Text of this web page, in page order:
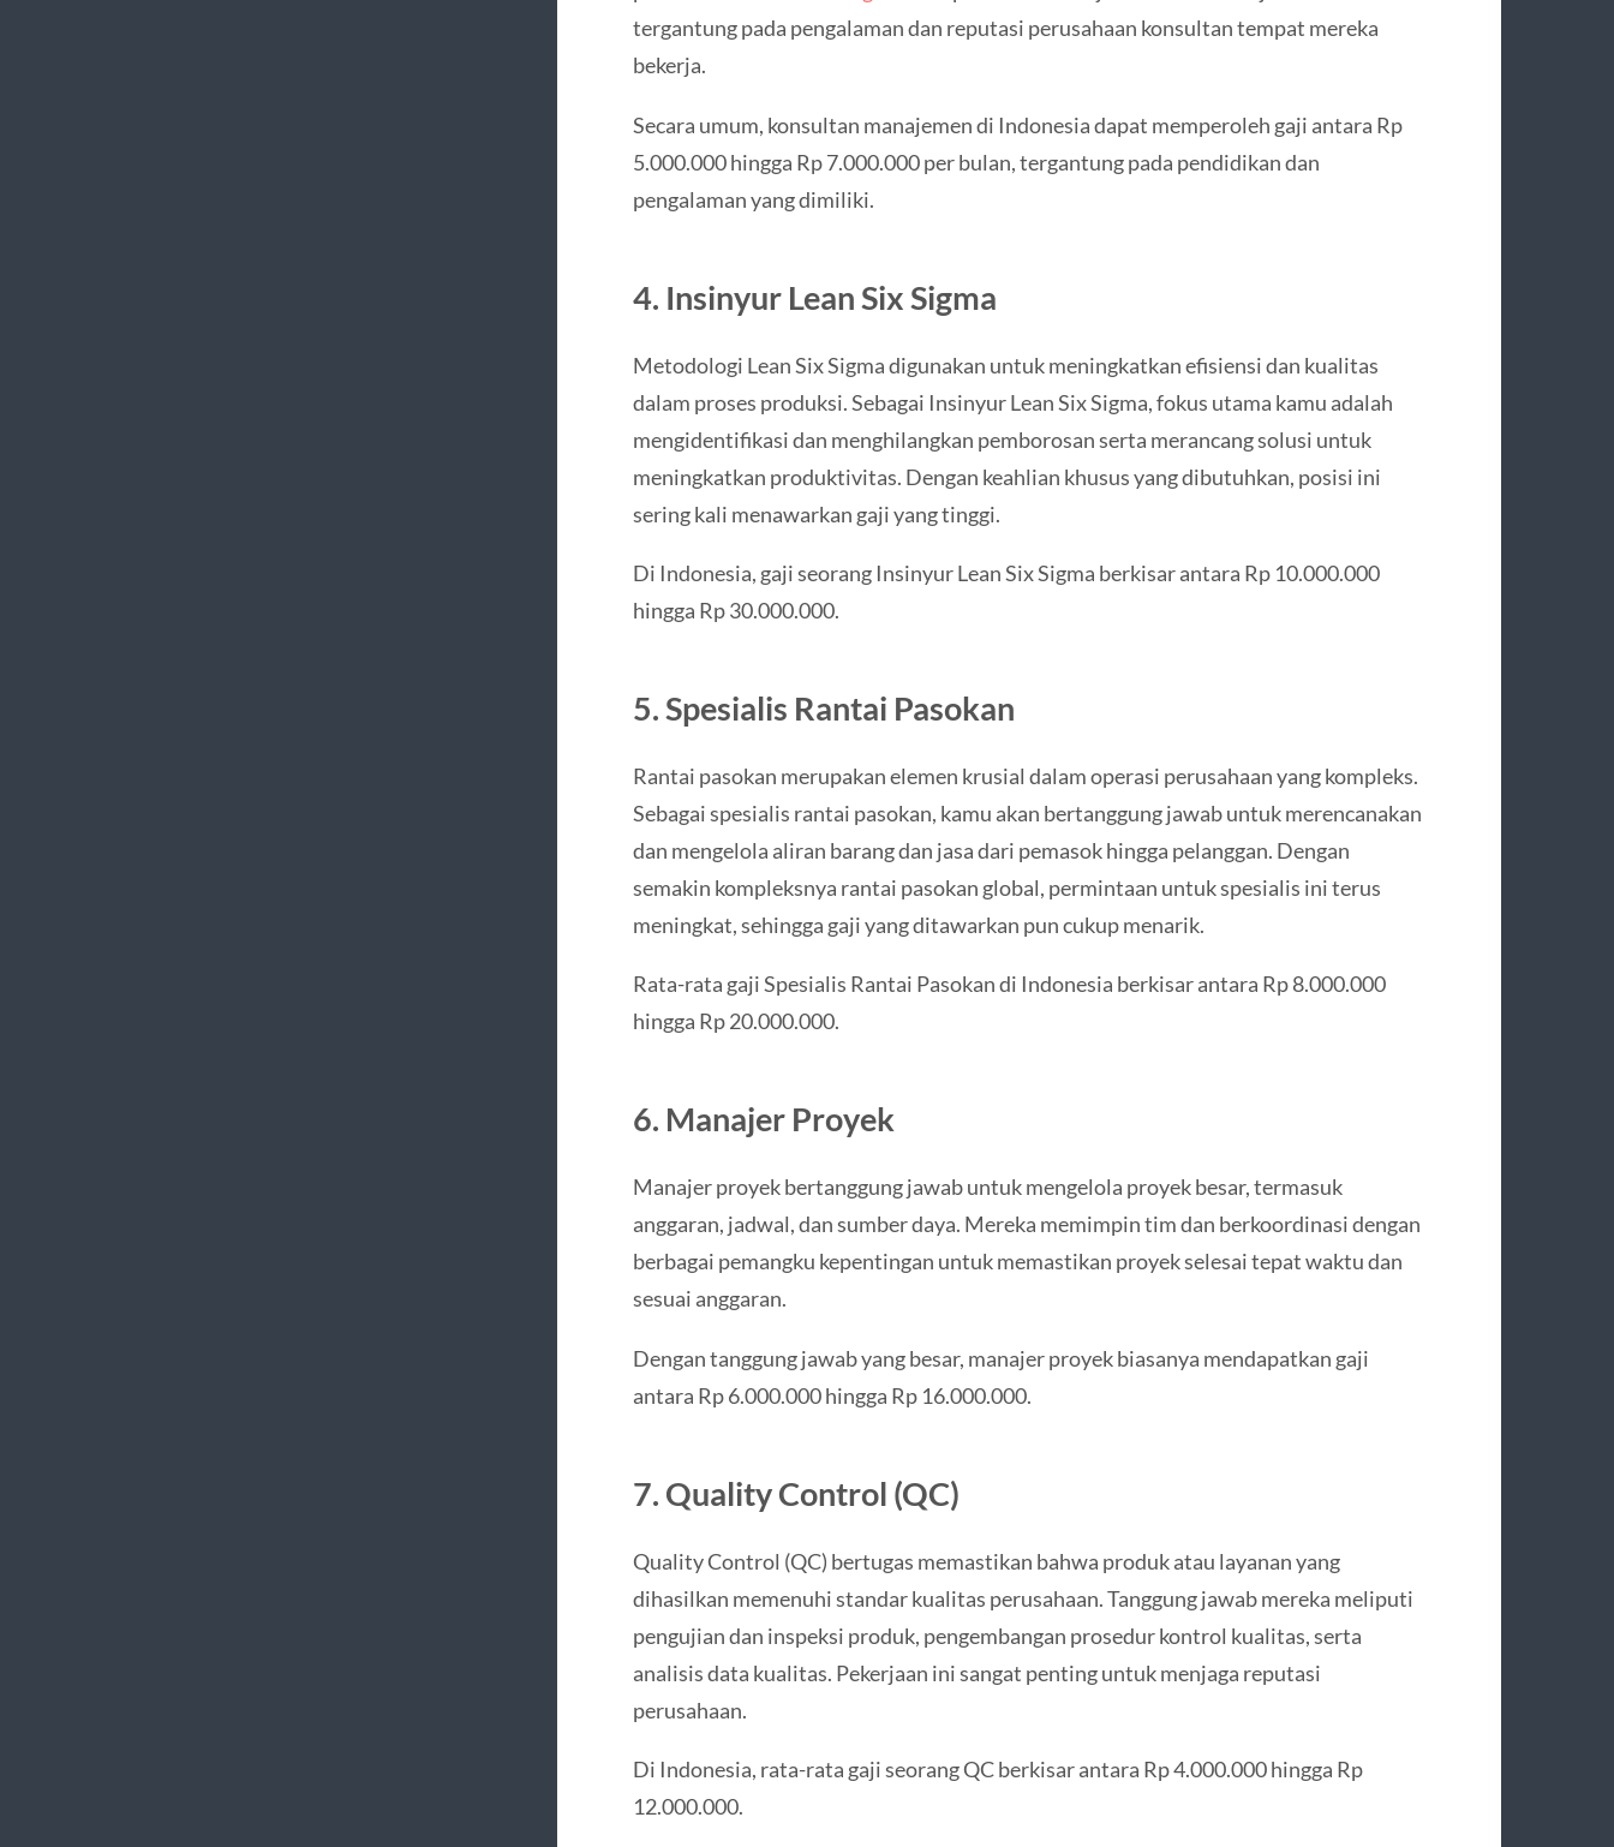
tergantung pada pengalaman dan reputasi perusahaan konsultan tempat mereka
bekerja.
Secara umum, konsultan manajemen di Indonesia dapat memperoleh gaji antara Rp
5.000.000 hingga Rp 7.000.000 per bulan, tergantung pada pendidikan dan
pengalaman yang dimiliki.
4. Insinyur Lean Six Sigma
Metodologi Lean Six Sigma digunakan untuk meningkatkan efisiensi dan kualitas
dalam proses produksi. Sebagai Insinyur Lean Six Sigma, fokus utama kamu adalah
mengidentifikasi dan menghilangkan pemborosan serta merancang solusi untuk
meningkatkan produktivitas. Dengan keahlian khusus yang dibutuhkan, posisi ini
sering kali menawarkan gaji yang tinggi.
Di Indonesia, gaji seorang Insinyur Lean Six Sigma berkisar antara Rp 10.000.000
hingga Rp 30.000.000.
5. Spesialis Rantai Pasokan
Rantai pasokan merupakan elemen krusial dalam operasi perusahaan yang kompleks.
Sebagai spesialis rantai pasokan, kamu akan bertanggung jawab untuk merencanakan
dan mengelola aliran barang dan jasa dari pemasok hingga pelanggan. Dengan
semakin kompleksnya rantai pasokan global, permintaan untuk spesialis ini terus
meningkat, sehingga gaji yang ditawarkan pun cukup menarik.
Rata-rata gaji Spesialis Rantai Pasokan di Indonesia berkisar antara Rp 8.000.000
hingga Rp 20.000.000.
6. Manajer Proyek
Manajer proyek bertanggung jawab untuk mengelola proyek besar, termasuk
anggaran, jadwal, dan sumber daya. Mereka memimpin tim dan berkoordinasi dengan
berbagai pemangku kepentingan untuk memastikan proyek selesai tepat waktu dan
sesuai anggaran.
Dengan tanggung jawab yang besar, manajer proyek biasanya mendapatkan gaji
antara Rp 6.000.000 hingga Rp 16.000.000.
7. Quality Control (QC)
Quality Control (QC) bertugas memastikan bahwa produk atau layanan yang
dihasilkan memenuhi standar kualitas perusahaan. Tanggung jawab mereka meliputi
pengujian dan inspeksi produk, pengembangan prosedur kontrol kualitas, serta
analisis data kualitas. Pekerjaan ini sangat penting untuk menjaga reputasi
perusahaan.
Di Indonesia, rata-rata gaji seorang QC berkisar antara Rp 4.000.000 hingga Rp
12.000.000.